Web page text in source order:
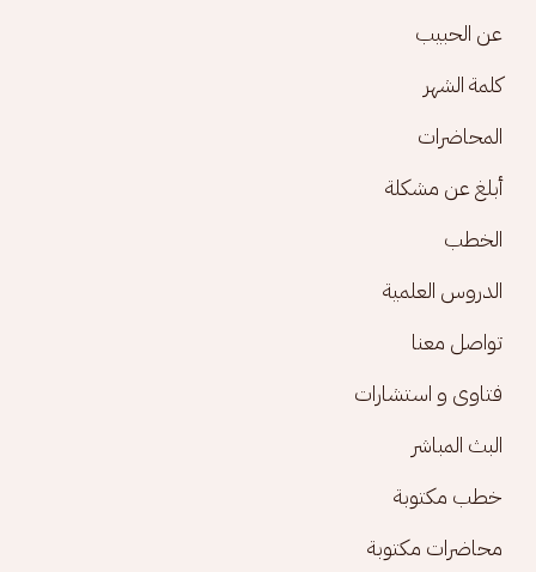
Footer menu
عن الحبيب
كلمة الشهر
المحاضرات
أبلغ عن مشكلة
الخطب
الدروس العلمية
تواصل معنا
فتاوى و استشارات
البث المباشر
خطب مكتوبة
محاضرات مكتوبة